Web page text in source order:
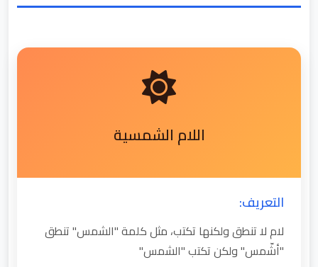
اللام الشمسية
التعريف:
لام لا تنطق ولكنها تكتب، مثل كلمة "الشمس" تنطق
"أشّمس" ولكن تكتب "الشمس"